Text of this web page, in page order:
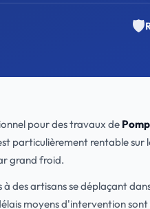
🛡️
pour des travaux de
particulièrement rentable sur
grand froid.
à des artisans se déplaçant
moyens d'intervention sont